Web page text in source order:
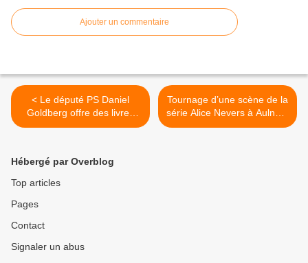
Ajouter un commentaire
< Le député PS Daniel
Goldberg offre des livres
aux écoles à Aulnay-sous-
Tournage d’une scène de la
série Alice Nevers à Aulnay-
sous-Bois ! >
Hébergé par Overblog
Top articles
Pages
Contact
Signaler un abus